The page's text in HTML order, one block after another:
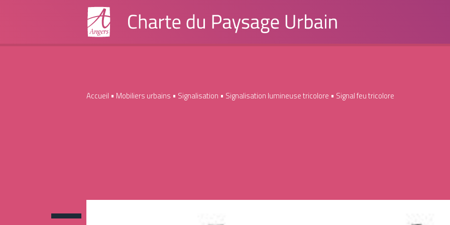
Accueil • Mobiliers urbains • Signalisation • Signalisation lumineuse tricolore • Signal feu tricolore